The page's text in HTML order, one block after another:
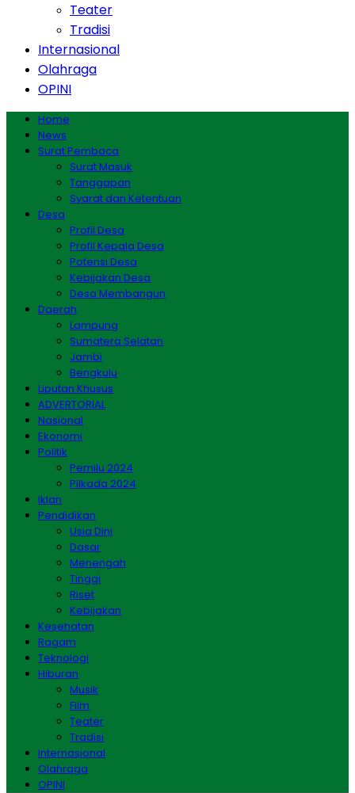
Teater
Tradisi
Internasional
Olahraga
OPINI
Home
News
Surat Pembaca
Surat Masuk
Tanggapan
Syarat dan Ketentuan
Desa
Profil Desa
Profil Kepala Desa
Potensi Desa
Kebijakan Desa
Desa Membangun
Daerah
Lampung
Sumatera Selatan
Jambi
Bengkulu
Liputan Khusus
ADVERTORIAL
Nasional
Ekonomi
Politik
Pemilu 2024
Pilkada 2024
Iklan
Pendidikan
Usia Dini
Dasar
Menengah
Tinggi
Riset
Kebijakan
Kesehatan
Ragam
Teknologi
Hiburan
Musik
Film
Teater
Tradisi
Internasional
Olahraga
OPINI